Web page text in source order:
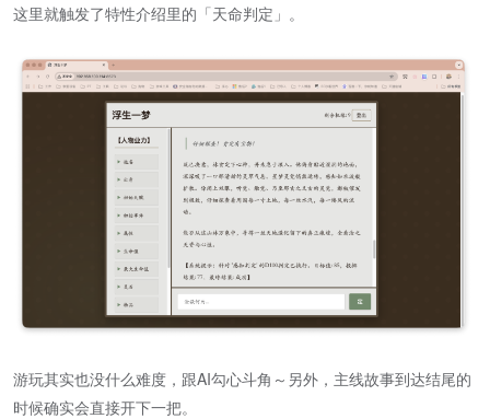
这里就触发了特性介绍里的「天命判定」。
游玩其实也没什么难度，跟AI勾心斗角～另外，主线故事到达结尾的
时候确实会直接开下一把。